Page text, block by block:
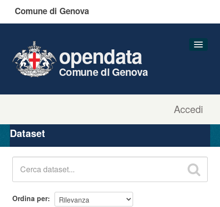
Comune di Genova
Accedi
opendata
Comune di Genova
Organizzazioni
Gruppi
Dataset
Ordina per